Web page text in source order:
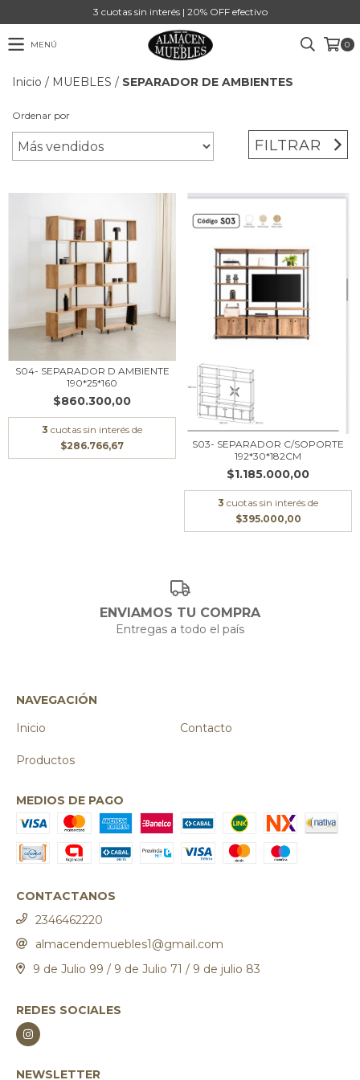
3 cuotas sin interés | 20% OFF efectivo
MENÚ 0
Inicio / MUEBLES / SEPARADOR DE AMBIENTES
Ordenar por
FILTRAR
S04- SEPARADOR D AMBIENTE
190*25*160
$860.300,00
3 cuotas sin interés de
$286.766,67
S03- SEPARADOR C/SOPORTE
192*30*182CM
$1.185.000,00
3 cuotas sin interés de
$395.000,00
ENVIAMOS TU COMPRA
Entregas a todo el país
NAVEGACIÓN
Inicio
Contacto
Productos
MEDIOS DE PAGO
CONTACTANOS
2346462220
almacendemuebles1@gmail.com
9 de Julio 99 / 9 de Julio 71 / 9 de julio 83
REDES SOCIALES
NEWSLETTER